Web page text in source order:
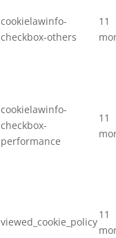
cookielawinfo-
checkbox-others
11
cookielawinfo-
checkbox-
performance
11
viewed_cookie_policy
11